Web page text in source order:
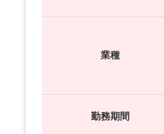
業種
勤務期間